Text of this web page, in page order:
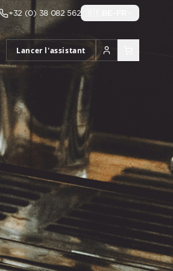
+32 (0) 38 082 562
Lancer l'assistant